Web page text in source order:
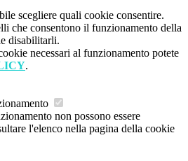
scegliere quali cookie consentire.
che consentono il funzionamento della
disabilitarli.
necessari al funzionamento potete
.
non possono essere
l'elenco nella pagina della cookie